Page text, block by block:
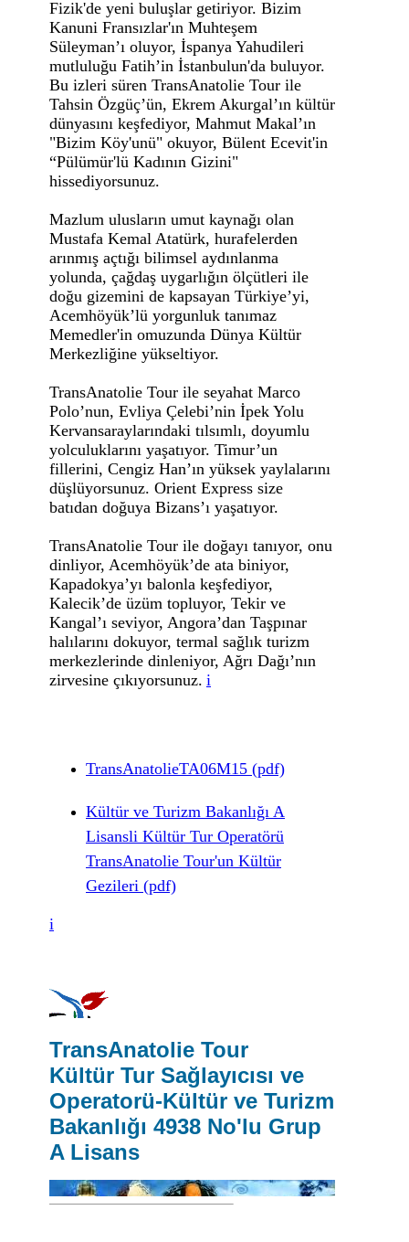
Fizik'de yeni buluşlar getiriyor. Bizim
Kanuni Fransızlar'ın Muhteşem
Süleyman’ı oluyor, İspanya Yahudileri
mutluluğu Fatih’in İstanbulun'da buluyor.
Bu izleri süren TransAnatolie Tour ile
Tahsin Özgüç’ün, Ekrem Akurgal’ın kültür
dünyasını keşfediyor, Mahmut Makal’ın
"Bizim Köy'unü" okuyor, Bülent Ecevit'in
“Pülümür'lü Kadının Gizini"
hissediyorsunuz.
Mazlum ulusların umut kaynağı olan
Mustafa Kemal Atatürk, hurafelerden
arınmış açtığı bilimsel aydınlanma
yolunda, çağdaş uygarlığın ölçütleri ile
doğu gizemini de kapsayan Türkiye’yi,
Acemhöyük’lü yorgunluk tanımaz
Memedler'in omuzunda Dünya Kültür
Merkezliğine yükseltiyor.
TransAnatolie Tour ile seyahat Marco
Polo’nun, Evliya Çelebi’nin İpek Yolu
Kervansaraylarındaki tılsımlı, doyumlu
yolculuklarını yaşatıyor. Timur’un
fillerini, Cengiz Han’ın yüksek yaylalarını
düşlüyorsunuz. Orient Express size
batıdan doğuya Bizans’ı yaşatıyor.
TransAnatolie Tour ile doğayı tanıyor, onu
dinliyor, Acemhöyük’de ata biniyor,
Kapadokya’yı balonla keşfediyor,
Kalecik’de üzüm topluyor, Tekir ve
Kangal’ı seviyor, Angora’dan Taşpınar
halılarını dokuyor, termal sağlık turizm
merkezlerinde dinleniyor, Ağrı Dağı’nın
zirvesine çıkıyorsunuz. i
TransAnatolieTA06M15 (pdf)
Kültür ve Turizm Bakanlığı A
Lisansli Kültür Tur Operatörü
TransAnatolie Tour'un Kültür
Gezileri (pdf)
i
TransAnatolie Tour
Kültür Tur Sağlayıcısı ve
Operatorü-Kültür ve Turizm
Bakanlığı 4938 No'lu Grup
A Lisans